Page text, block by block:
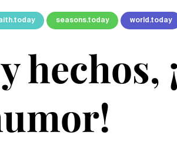
seasons.today world.today
hechos,